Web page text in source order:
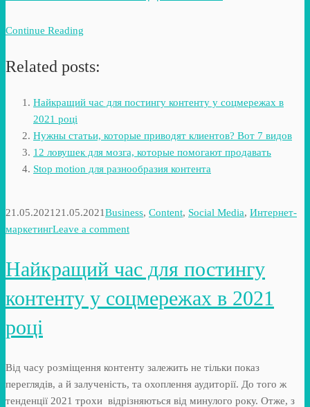
Continue Reading
Related posts:
Найкращий час для постингу контенту у соцмережах в
2021 році
Нужны статьи, которые приводят клиентов? Вот 7 видов
12 ловушек для мозга, которые помогают продавать
Stop motion для разнообразия контента
21.05.2021 21.05.2021Business, Content, Social Media, Интернет-
маркетингLeave a comment
Найкращий час для постингу
контенту у соцмережах в 2021
році
Від часу розміщення контенту залежить не тільки показ
переглядів, а й залученість, та охоплення аудиторії. До того ж
тенденції 2021 трохи відрізняються від минулого року. Отже, з